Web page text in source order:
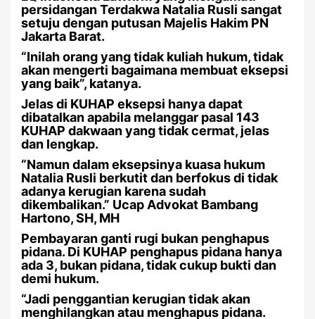
persidangan Terdakwa Natalia Rusli sangat
setuju dengan putusan Majelis Hakim PN
Jakarta Barat.
“Inilah orang yang tidak kuliah hukum, tidak
akan mengerti bagaimana membuat eksepsi
yang baik”, katanya.
Jelas di KUHAP eksepsi hanya dapat
dibatalkan apabila melanggar pasal 143
KUHAP dakwaan yang tidak cermat, jelas
dan lengkap.
“Namun dalam eksepsinya kuasa hukum
Natalia Rusli berkutit dan berfokus di tidak
adanya kerugian karena sudah
dikembalikan.” Ucap Advokat Bambang
Hartono, SH, MH
Pembayaran ganti rugi bukan penghapus
pidana. Di KUHAP penghapus pidana hanya
ada 3, bukan pidana, tidak cukup bukti dan
demi hukum.
“Jadi penggantian kerugian tidak akan
menghilangkan atau menghapus pidana.